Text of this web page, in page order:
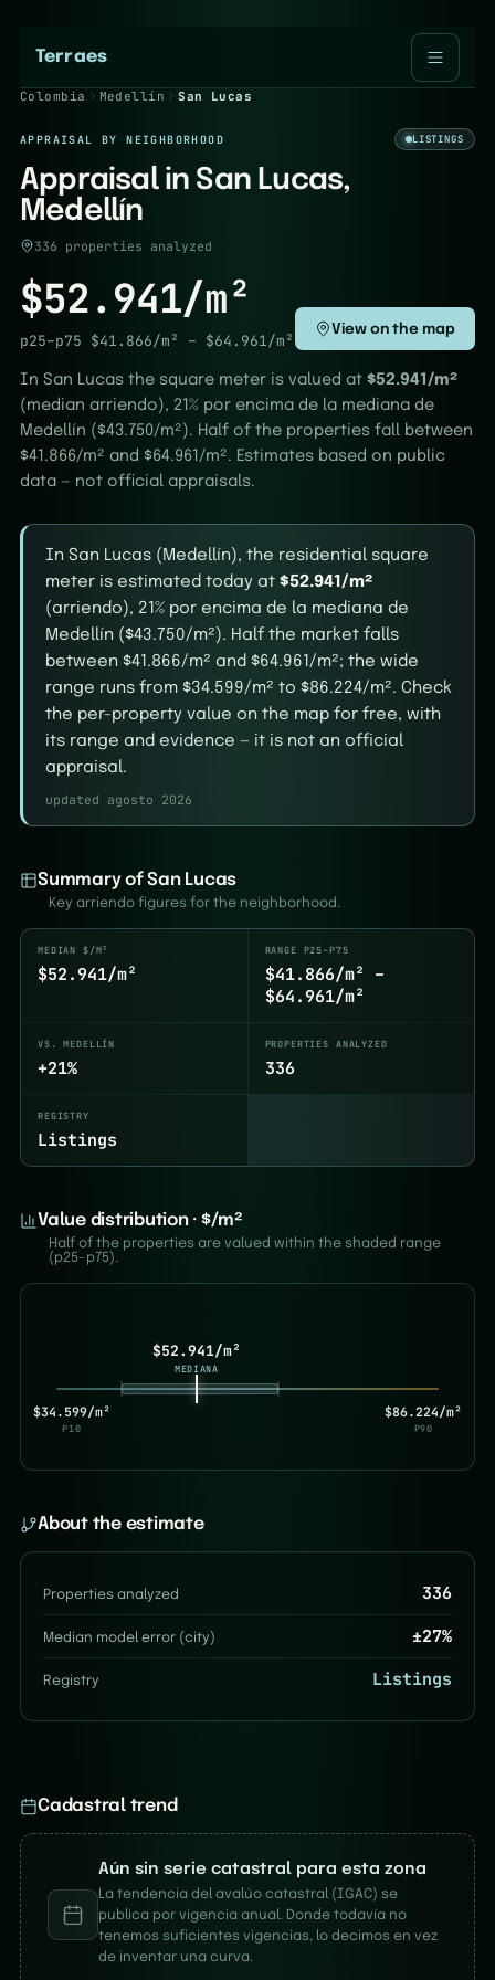
Terraes
Colombia Medellín San Lucas
APPRAISAL BY NEIGHBORHOOD LISTINGS
Appraisal in San Lucas,
Medellín
336 properties analyzed
$52.941/m²
p25–p75 $41.866/m² – $64.961/m²
View on the map
In San Lucas the square meter is valued at $52.941/m²
(median arriendo), 21% por encima de la mediana de
Medellín ($43.750/m²). Half of the properties fall between
$41.866/m² and $64.961/m². Estimates based on public
data — not official appraisals.
In San Lucas (Medellín), the residential square
meter is estimated today at $52.941/m²
(arriendo), 21% por encima de la mediana de
Medellín ($43.750/m²). Half the market falls
between $41.866/m² and $64.961/m²; the wide
range runs from $34.599/m² to $86.224/m². Check
the per-property value on the map for free, with
its range and evidence — it is not an official
appraisal.
updated agosto 2026
Summary of San Lucas
Key arriendo figures for the neighborhood.
MEDIAN $/M²
$52.941/m²
RANGE P25–P75
$41.866/m² –
$64.961/m²
VS. MEDELLÍN
+21%
PROPERTIES ANALYZED
336
REGISTRY
Listings
Value distribution · $/m²
Half of the properties are valued within the shaded range
(p25–p75).
$34.599/m²
P10
$52.941/m²
MEDIANA
$86.224/m²
P90
About the estimate
Properties analyzed 336
Median model error (city) ±27%
Registry Listings
Cadastral trend
Aún sin serie catastral para esta zona
La tendencia del avalúo catastral (IGAC) se
publica por vigencia anual. Donde todavía no
tenemos suficientes vigencias, lo decimos en vez
de inventar una curva.